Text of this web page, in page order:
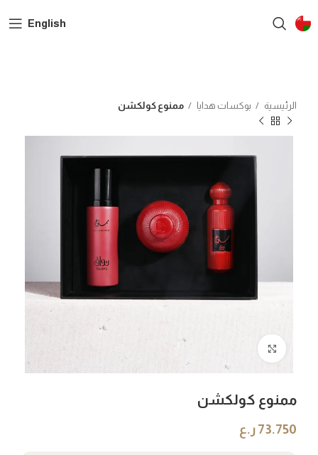
English
الرئيسية بوكسات هدايا ممنوع كولكشن
ممنوع كولكشن
73.750 ر.ع